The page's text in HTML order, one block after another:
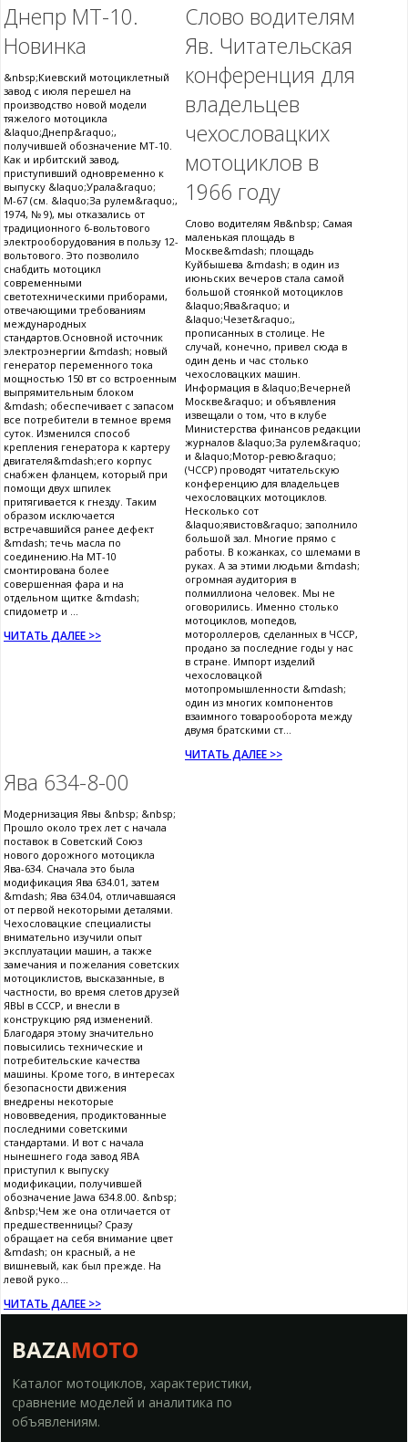
Днепр МТ-10.
Новинка
&nbsp;Киевский мотоциклетный
завод с июля перешел на
производство новой модели
тяжелого мотоцикла
&laquo;Днепр&raquo;,
получившей обозначение МТ-10.
Как и ирбитский завод,
приступивший одновременно к
выпуску &laquo;Урала&raquo;
М-67 (см. &laquo;За рулем&raquo;,
1974, № 9), мы отказались от
традиционного 6-вольтового
электрооборудования в пользу 12-
вольтового. Это позволило
снабдить мотоцикл
современными
светотехническими приборами,
отвечающими требованиям
международных
стандартов.Основной источник
электроэнергии &mdash; новый
генератор переменного тока
мощностью 150 вт со встроенным
выпрямительным блоком
&mdash; обеспечивает с запасом
все потребители в темное время
суток. Изменился способ
крепления генератора к картеру
двигателя&mdash;его корпус
снабжен фланцем, который при
помощи двух шпилек
притягивается к гнезду. Таким
образом исключается
встречавшийся ранее дефект
&mdash; течь масла по
соединению.На МТ-10
смонтирована более
совершенная фара и на
отдельном щитке &mdash;
спидометр и ...
ЧИТАТЬ ДАЛЕЕ >>
Слово водителям
Яв. Читательская
конференция для
владельцев
чехословацких
мотоциклов в
1966 году
Слово водителям Яв&nbsp; Самая
маленькая площадь в
Москве&mdash; площадь
Куйбышева &mdash; в один из
июньских вечеров стала самой
большой стоянкой мотоциклов
&laquo;Ява&raquo; и
&laquo;Чезет&raquo;,
прописанных в столице. Не
случай, конечно, привел сюда в
один день и час столько
чехословацких машин.
Информация в &laquo;Вечерней
Москве&raquo; и объявления
извещали о том, что в клубе
Министерства финансов редакции
журналов &laquo;За рулем&raquo;
и &laquo;Мотор-ревю&raquo;
(ЧССР) проводят читательскую
конференцию для владельцев
чехословацких мотоциклов.
Несколько сот
&laquo;явистов&raquo; заполнило
большой зал. Многие прямо с
работы. В кожанках, со шлемами в
руках. А за этими людьми &mdash;
огромная аудитория в
полмиллиона человек. Мы не
оговорились. Именно столько
мотоциклов, мопедов,
мотороллеров, сделанных в ЧССР,
продано за последние годы у нас
в стране. Импорт изделий
чехословацкой
мотопромышленности &mdash;
один из многих компонентов
взаимного товарооборота между
двумя братскими ст...
ЧИТАТЬ ДАЛЕЕ >>
Ява 634-8-00
Модернизация Явы &nbsp; &nbsp;
Прошло около трех лет с начала
поставок в Советский Союз
нового дорожного мотоцикла
Ява-634. Сначала это была
модификация Ява 634.01, затем
&mdash; Ява 634.04, отличавшаяся
от первой некоторыми деталями.
Чехословацкие специалисты
внимательно изучили опыт
эксплуатации машин, а также
замечания и пожелания советских
мотоциклистов, высказанные, в
частности, во время слетов друзей
ЯВЫ в СССР, и внесли в
конструкцию ряд изменений.
Благодаря этому значительно
повысились технические и
потребительские качества
машины. Кроме того, в интересах
безопасности движения
внедрены некоторые
нововведения, продиктованные
последними советскими
стандартами. И вот с начала
нынешнего года завод ЯВА
приступил к выпуску
модификации, получившей
обозначение Jawa 634.8.00. &nbsp;
&nbsp;Чем же она отличается от
предшественницы? Сразу
обращает на себя внимание цвет
&mdash; он красный, а не
вишневый, как был прежде. На
левой руко...
ЧИТАТЬ ДАЛЕЕ >>
BAZAMOTO
Каталог мотоциклов, характеристики,
сравнение моделей и аналитика по
объявлениям.